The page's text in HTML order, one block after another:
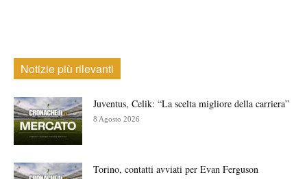
Notizie più rilevanti
Juventus, Celik: “La scelta migliore della carriera”
8 Agosto 2026
Torino, contatti avviati per Evan Ferguson